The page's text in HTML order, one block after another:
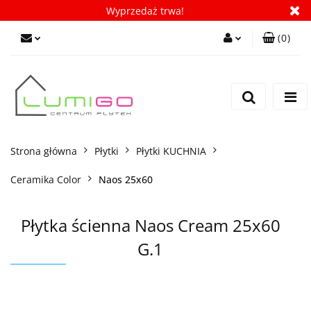
Wyprzedaż trwa!
(0)
Strona główna Płytki Płytki KUCHNIA
Ceramika Color Naos 25x60
Płytka ścienna Naos Cream 25x60
G.1